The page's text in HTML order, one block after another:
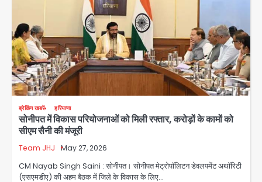
ब्रेकिंग खबरें हरियाणा
सोनीपत में विकास परियोजनाओं को मिली रफ्तार, करोड़ों के कामों को
सीएम सैनी की मंजूरी
Team JHJ May 27, 2026
CM Nayab Singh Saini : सोनीपत। सोनीपत मेट्रोपॉलिटन डेवलपमेंट अथॉरिटी
(एसएमडीए) की अहम बैठक में जिले के विकास के लिए…